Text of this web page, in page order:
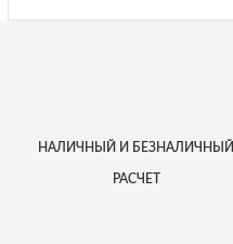
НАЛИЧНЫЙ И БЕЗНАЛИЧНЫЙ
РАСЧЕТ